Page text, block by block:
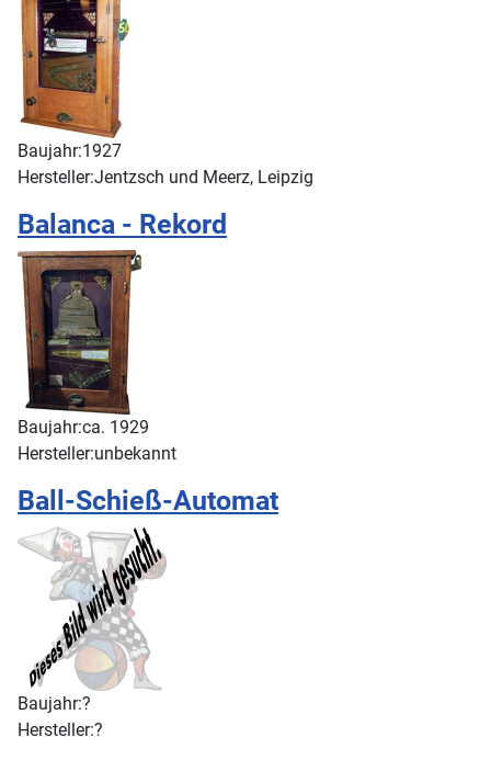
Baujahr:1927
Hersteller:Jentzsch und Meerz, Leipzig
Balanca - Rekord
Baujahr:ca. 1929
Hersteller:unbekannt
Ball-Schieß-Automat
Baujahr:?
Hersteller:?